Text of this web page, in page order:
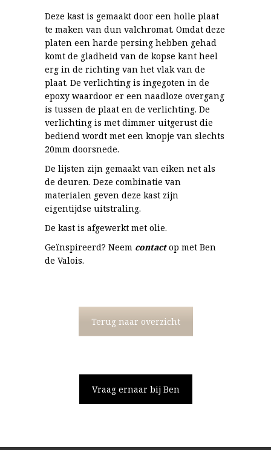
Deze kast is gemaakt door een holle plaat
te maken van dun valchromat. Omdat deze
platen een harde persing hebben gehad
komt de gladheid van de kopse kant heel
erg in de richting van het vlak van de
plaat. De verlichting is ingegoten in de
epoxy waardoor er een naadloze overgang
is tussen de plaat en de verlichting. De
verlichting is met dimmer uitgerust die
bediend wordt met een knopje van slechts
20mm doorsnede.
De lijsten zijn gemaakt van eiken net als
de deuren. Deze combinatie van
materialen geven deze kast zijn
eigentijdse uitstraling.
De kast is afgewerkt met olie.
Geïnspireerd? Neem contactop met Ben
de Valois.
Terug naar overzicht
Vraag ernaar bij Ben